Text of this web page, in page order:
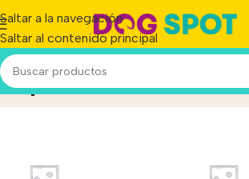
Saltar a la navegación
Saltar al contenido principal
OptiHealthInicio/Producto